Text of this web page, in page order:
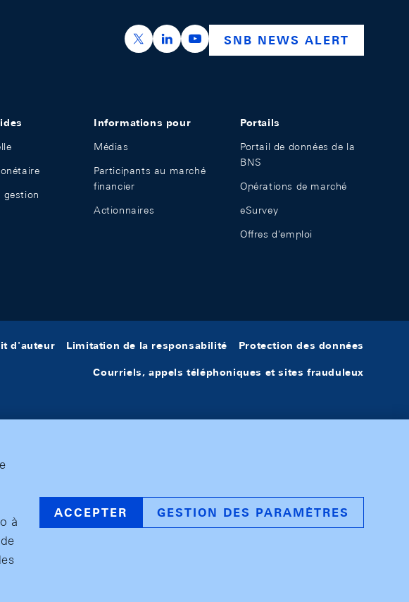
https://x.com/snb_bns
https://ch.linkedin.com/company/swiss-
https://www.youtube.com/
SNB NEWS ALERT
gestion
Informations pour
Médias
Participants au marché
financier
Actionnaires
Portails
Portail de données de la
BNS
Opérations de marché
eSurvey
Offres d'emploi
d'auteur Limitation de la responsabilité Protection des données
Courriels, appels téléphoniques et sites frauduleux
à
ACCEPTER GESTION DES PARAMÈTRES